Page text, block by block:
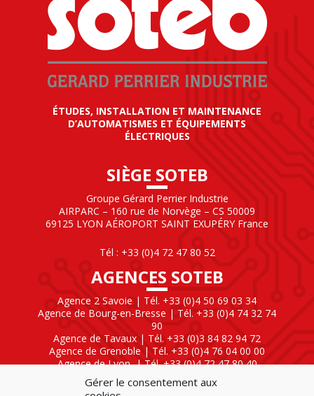
Gérer le consentement aux
ÉTUDES, INSTALLATION ET MAINTENANCE
D’AUTOMATISMES ET ÉQUIPEMENTS
ÉLECTRIQUES
SIÈGE SOTEB
Groupe Gérard Perrier Industrie
AIRPARC – 160 rue de Norvège – CS 50009
69125 LYON AÉROPORT SAINT EXUPÉRY France
Tél : +33 (0)4 72 47 80 52
AGENCES SOTEB
Agence 2 Savoie | Tél. +33 (0)4 50 69 03 34
Agence de Bourg-en-Bresse | Tél. +33 (0)4 74 32 74
90
Agence de Tavaux | Tél. +33 (0)3 84 82 94 72
Agence de Grenoble | Tél. +33 (0)4 76 04 00 00
Agence de Lyon | Tél. +33 (0)4 72 47 80 40
SOTEB NATIONAL ELEKTRO